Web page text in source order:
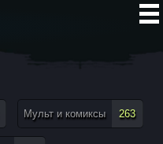
Мульт и комиксы 263